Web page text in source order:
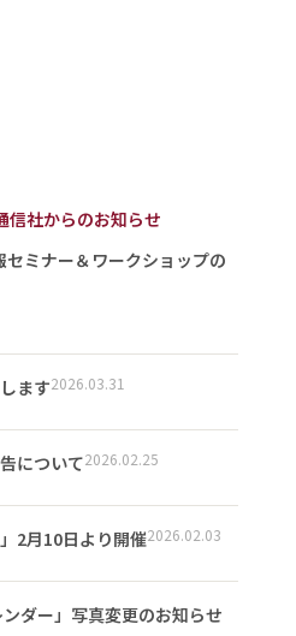
信社からのお知らせ
ミナー＆ワークショップの
ます2026.03.31
について2026.02.25
2月10日より開催2026.02.03
ンダー」写真変更のお知らせ